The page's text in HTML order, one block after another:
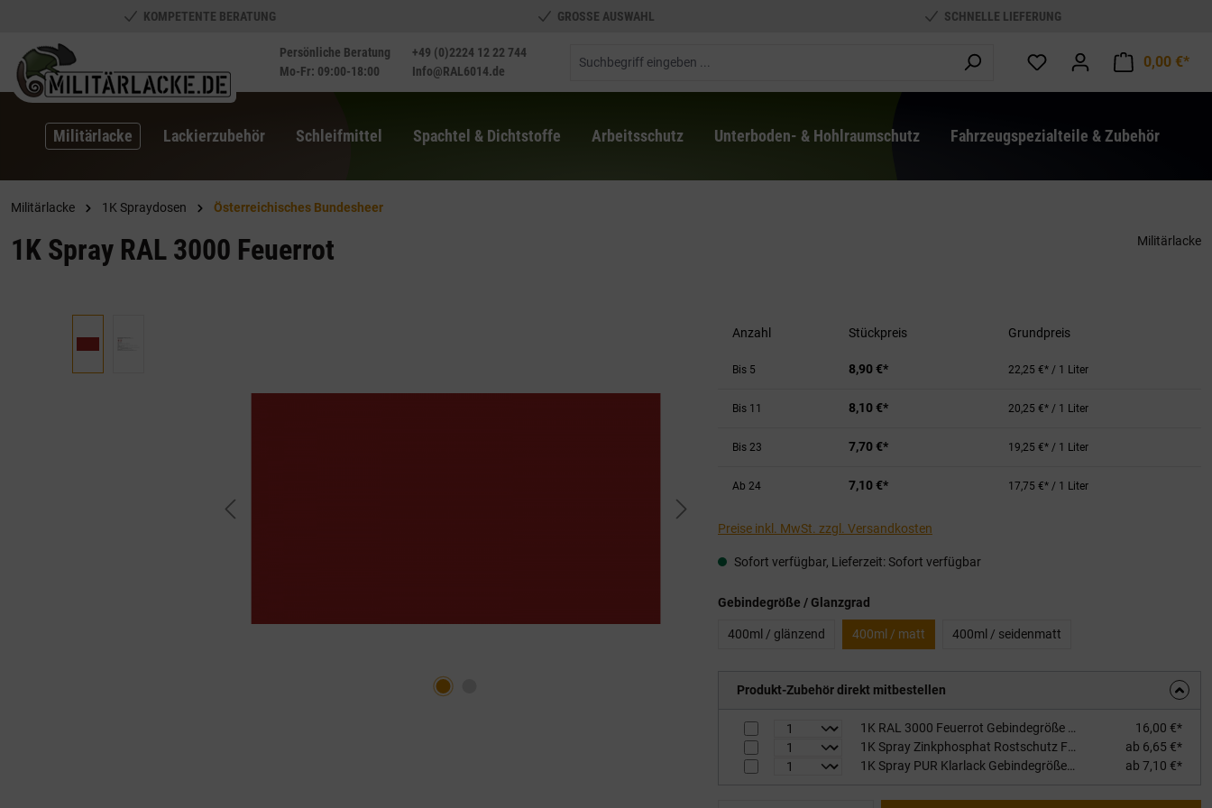
Zur Hauptnavigation springen
KOMPETENTE BERATUNG GROSSE AUSWAHL SCHNELLE LIEFERUNG
Persönliche Beratung
Mo-Fr: 09:00-18:00
+49 (0)2224 12 22 744
Info@RAL6014.de
0,00 €*
Militärlacke Lackierzubehör Schleifmittel Spachtel & Dichtstoffe Arbeitsschutz Unterboden- & Hohlraumschutz Fahrzeugspezialteile & Zubehör
Militärlacke 1K Spraydosen Österreichisches Bundesheer
1K Spray RAL 3000 Feuerrot Militärlacke
Anzahl Stückpreis Grundpreis
Bis 5 8,90 €* 22,25 €* / 1 Liter
Bis 11 8,10 €* 20,25 €* / 1 Liter
Bis 23 7,70 €* 19,25 €* / 1 Liter
Ab 24 7,10 €* 17,75 €* / 1 Liter
Preise inkl. MwSt. zzgl. Versandkosten
Sofort verfügbar, Lieferzeit: Sofort verfügbar
Gebindegröße / Glanzgrad
400ml / glänzend 400ml / matt 400ml / seidenmatt
Produkt-Zubehör direkt mitbestellen
1K RAL 3000 Feuerrot Gebindegröße / Glanzgrad: 0,75L / matt
16,00 €*
1K Spray Zinkphosphat Rostschutz Füllhaftgrundierung Gebindegröße / Farbton: 400ml / rotbraun
ab 6,65 €*
1K Spray PUR Klarlack Gebindegröße / Glanzgrad: 400ml / stumpfmatt
ab 7,10 €*